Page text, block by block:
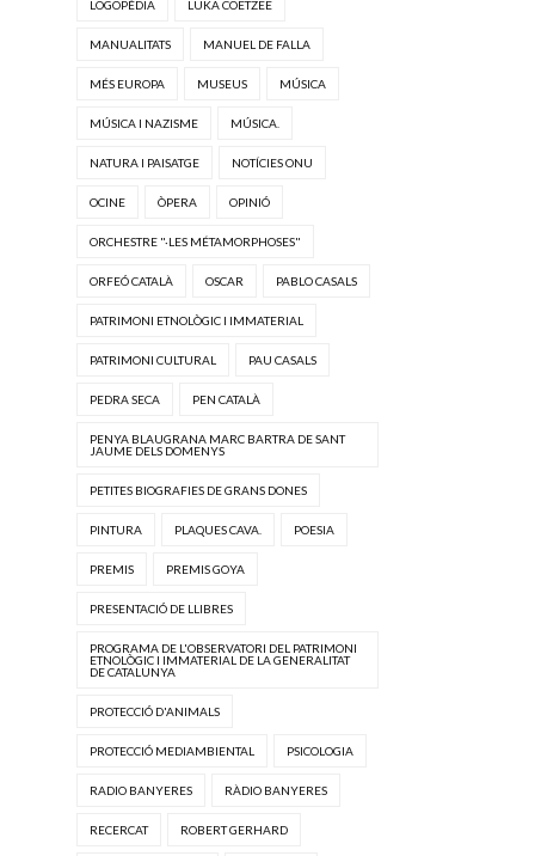
LOGOPÈDIA LUKA COETZEE
MANUALITATS MANUEL DE FALLA
MÉS EUROPA MUSEUS MÚSICA
MÚSICA I NAZISME MÚSICA.
NATURA I PAISATGE NOTÍCIES ONU
OCINE ÒPERA OPINIÓ
ORCHESTRE "·LES MÉTAMORPHOSES"
ORFEÓ CATALÀ OSCAR PABLO CASALS
PATRIMONI ETNOLÒGIC I IMMATERIAL
PATRIMONI CULTURAL PAU CASALS
PEDRA SECA PEN CATALÀ
PENYA BLAUGRANA MARC BARTRA DE SANT
JAUME DELS DOMENYS
PETITES BIOGRAFIES DE GRANS DONES
PINTURA PLAQUES CAVA. POESIA
PREMIS PREMIS GOYA
PRESENTACIÓ DE LLIBRES
PROGRAMA DE L'OBSERVATORI DEL PATRIMONI
ETNOLÒGIC I IMMATERIAL DE LA GENERALITAT
DE CATALUNYA
PROTECCIÓ D'ANIMALS
PROTECCIÓ MEDIAMBIENTAL PSICOLOGIA
RADIO BANYERES RÀDIO BANYERES
RECERCAT ROBERT GERHARD